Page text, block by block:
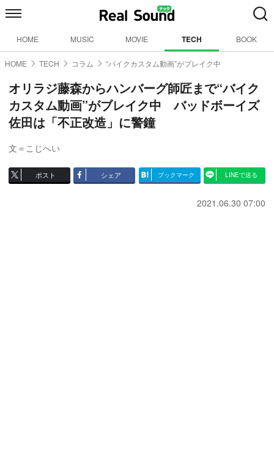
HOME MUSIC MOVIE TECH BOOK
HOME TECH コラム “バイクカスタム動画”がブレイク中
オリラジ藤森からハンバーグ師匠まで“バイク
カスタム動画”がブレイク中 バッドボーイズ
佐田は「不正改造」に警鐘
文＝こじへい
ポスト シェア ブックマーク LINEで送る
2021.06.30 07:00